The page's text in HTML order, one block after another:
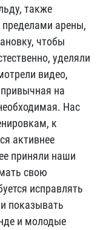
также
пределами арены,
чтобы
уделяли
видео,
на
Нас
к
активнее
приняли наши
свою
исправлять
показывать
и молодые